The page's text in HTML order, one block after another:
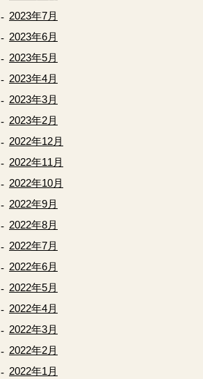
2023年7月
2023年6月
2023年5月
2023年4月
2023年3月
2023年2月
2022年12月
2022年11月
2022年10月
2022年9月
2022年8月
2022年7月
2022年6月
2022年5月
2022年4月
2022年3月
2022年2月
2022年1月